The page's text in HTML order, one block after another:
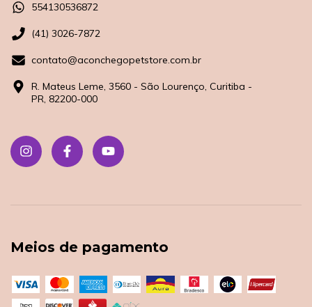
554130536872
(41) 3026-7872
contato@aconchegopetstore.com.br
R. Mateus Leme, 3560 - São Lourenço, Curitiba -
PR, 82200-000
Meios de pagamento